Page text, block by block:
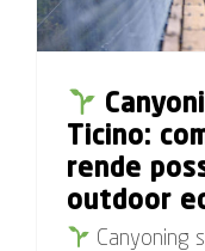
Ticino:
rende
outdoor
Canyoning